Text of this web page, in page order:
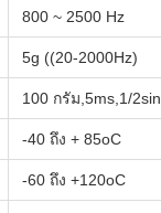
800 ~ 2500 Hz
5g ((20-2000Hz)
100 กรัม,5ms,1/2sin
-40 ถึง + 85oC
-60 ถึง +120oC